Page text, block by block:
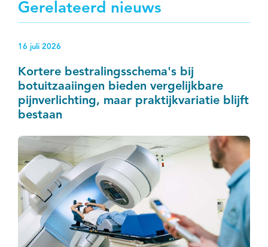
Gerelateerd nieuws
16 juli 2026
Kortere bestralingsschema's bij
botuitzaaiingen bieden vergelijkbare
pijnverlichting, maar praktijkvariatie blijft
bestaan